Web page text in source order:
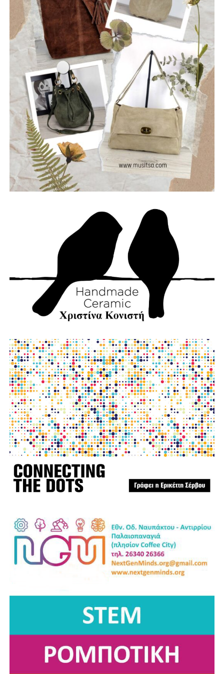
ρωγμές της καθημερινότητας. Με ήχο που ισορροπεί
ανάμεσα στο εναλλακτικό ροκ, τον ελληνικό στίχο και την
ωμή ενέργεια της σκηνής, οι Ρωγμές δημιουργούν
μουσική που μιλά για την κοινωνία, τις εσωτερικές μάχες
και την ανάγκη για αλήθεια.
Μέλη του συγκροτήματος: Ανδρεόπουλος Αντώνης –
Φωνή & Κιθάρα, Σαράντης Δημήτρης – Κιθάρα, Νικολάου
Θωμάς – Μπάσο, Μηλιώνης Γρηγόρης – Τύμπανα.